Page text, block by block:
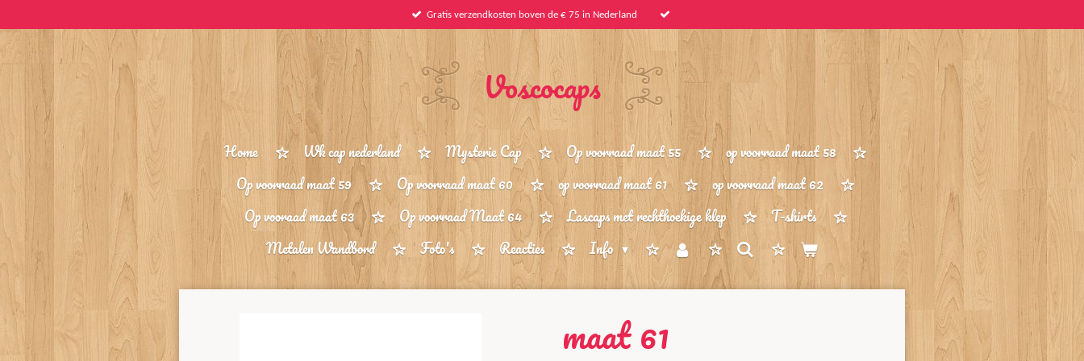
hoofdinhoud
Gratis verzendkosten boven de € 75 in Nederland
Voscocaps
Home Wk cap nederland Mysterie Cap Op voorraad maat 55
op voorraad maat 58
Op voorraad maat 59
Op voorraad maat 60 op voorraad maat 61
op voorraad maat 62
Op vooraad maat 63
Op voorraad Maat 64 Lascaps met rechthoekige klep
T-shirts
Metalen Wandbord
Foto's Reacties Info
maat 61